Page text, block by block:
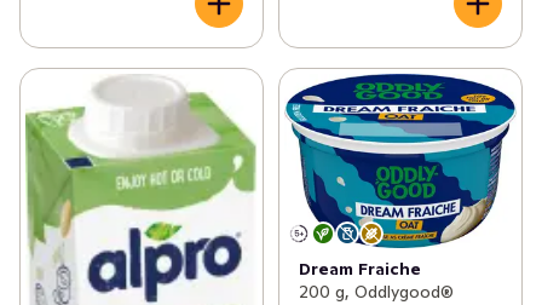
Dream Fraiche
200 g, Oddlygood®